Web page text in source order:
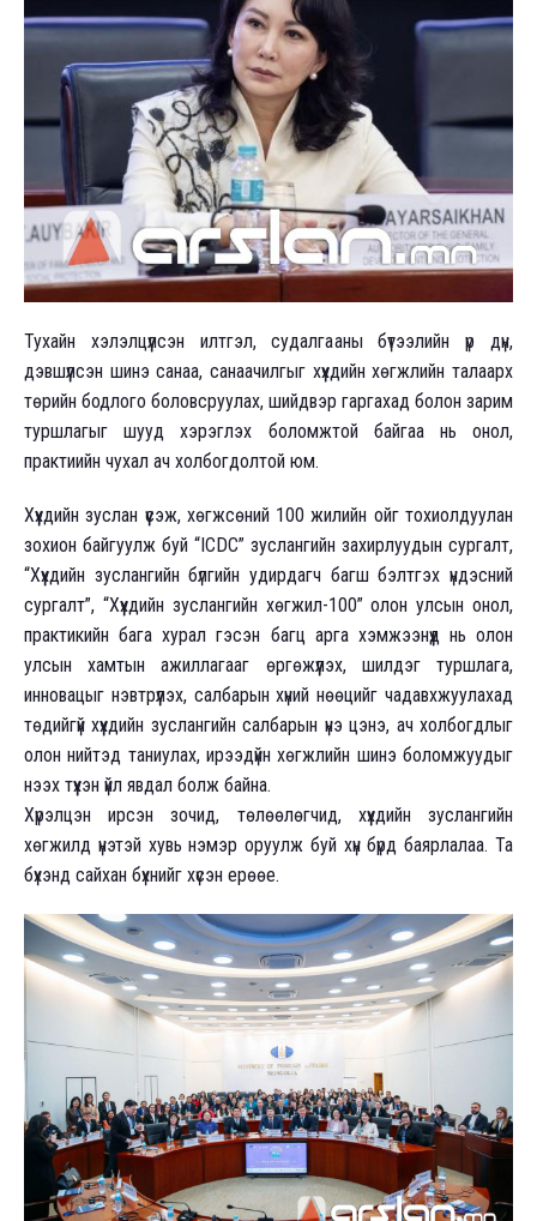
Тухайн хэлэлцүүлсэн илтгэл, судалгааны бүтээлийн үр дүн,
дэвшүүлсэн шинэ санаа, санаачилгыг хүүхдийн хөгжлийн талаарх
төрийн бодлого боловсруулах, шийдвэр гаргахад болон зарим
туршлагыг шууд хэрэглэх боломжтой байгаа нь онол,
практиийн чухал ач холбогдолтой юм.
Хүүхдийн зуслан үүсэж, хөгжсөний 100 жилийн ойг тохиолдуулан
зохион байгуулж буй “ICDC” зуслангийн захирлуудын сургалт,
“Хүүхдийн зуслангийн бүлгийн удирдагч багш бэлтгэх үндэсний
сургалт”, “Хүүхдийн зуслангийн хөгжил-100” олон улсын онол,
практикийн бага хурал гэсэн багц арга хэмжээнүүд нь олон
улсын хамтын ажиллагааг өргөжүүлэх, шилдэг туршлага,
инновацыг нэвтрүүлэх, салбарын хүний нөөцийг чадавхжуулахад
төдийгүй хүүхдийн зуслангийн салбарын үнэ цэнэ, ач холбогдлыг
олон нийтэд таниулах, ирээдүйн хөгжлийн шинэ боломжуудыг
нээх түүхэн үйл явдал болж байна.
Хүрэлцэн ирсэн зочид, төлөөлөгчид, хүүхдийн зуслангийн
хөгжилд үнэтэй хувь нэмэр оруулж буй хүн бүрд баярлалаа. Та
бүхэнд сайхан бүхнийг хүсэн ерөөе.